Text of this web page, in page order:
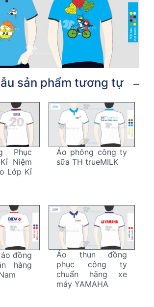
sản phẩm tương tự
Phục
Niệm
Lớp Kỉ
Áo phông công ty
sữa TH trueMILK
đồng
hàng
Áo thun đồng
phục công ty
chuẩn hãng xe
máy YAMAHA